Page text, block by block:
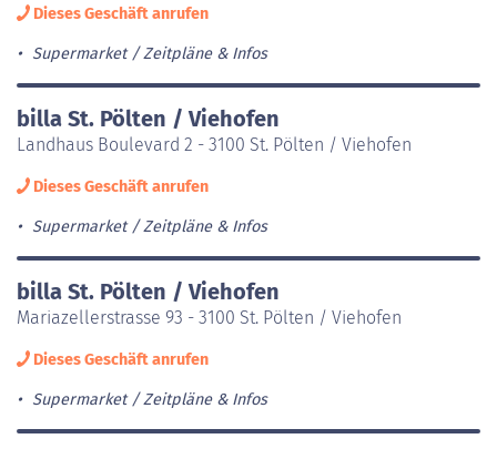
Dieses Geschäft anrufen
Supermarket Zeitpläne & Infos
billa St. Pölten / Viehofen
Landhaus Boulevard 2 - 3100 St. Pölten / Viehofen
Dieses Geschäft anrufen
Supermarket Zeitpläne & Infos
billa St. Pölten / Viehofen
Mariazellerstrasse 93 - 3100 St. Pölten / Viehofen
Dieses Geschäft anrufen
Supermarket Zeitpläne & Infos